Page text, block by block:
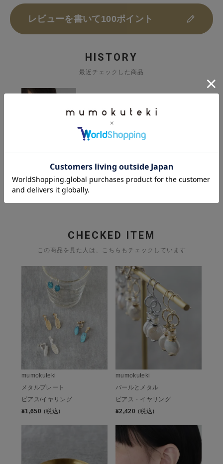
レビューを書いて100ポイント
HISTORY
最近チェックした商品
メタルモチーフ
ピアス/イヤリング
CHECKED ITEM
この商品を見た人は、こちらもチェックしています
mumokuteki
メタルプレート
ピアス/イヤリング
¥1,650 (税込)
mumokuteki
パールとメタル
ピアス・イヤリング
¥2,420 (税込)